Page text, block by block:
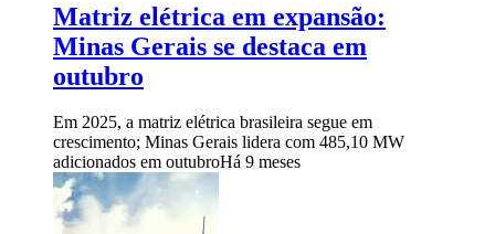
Matriz elétrica em expansão:
Minas Gerais se destaca em
outubro
Em 2025, a matriz elétrica brasileira segue em
crescimento; Minas Gerais lidera com 485,10 MW
adicionados em outubroHá 9 meses